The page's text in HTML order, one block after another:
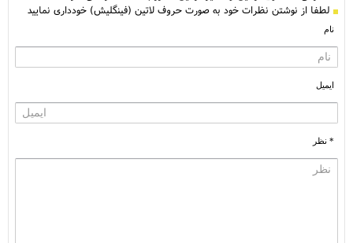
لطفا از نوشتن نظرات خود به صورت حروف لاتین (فینگلیش) خودداری نمایید
نام
ایمیل
* نظر